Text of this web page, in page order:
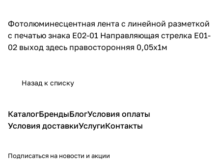
Фотолюминесцентная лента с линейной разметкой
с печатью знака Е02-01 Направляющая стрелка Е01-
02 выход здесь правосторонняя 0,05х1м
Назад к списку
КаталогБрендыБлогУсловия оплаты
Условия доставкиУслугиКонтакты
Подписаться на новости и акции